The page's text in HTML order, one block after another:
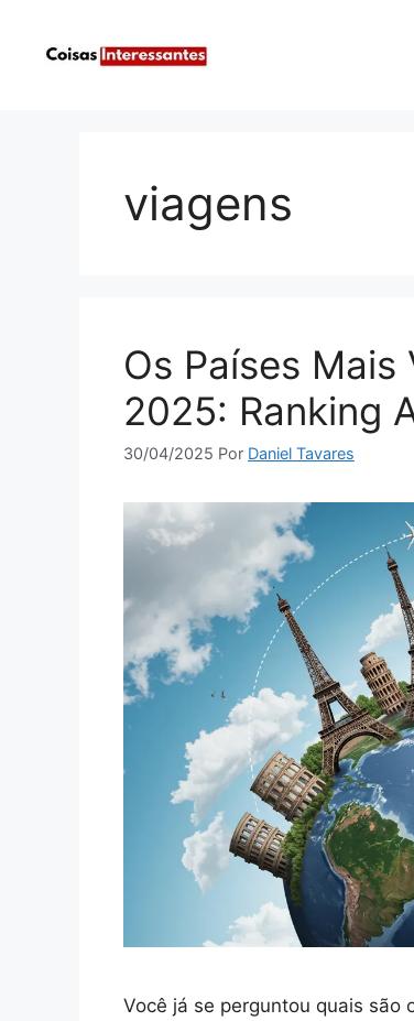
viagens
Os Países
2025: Ranking
30/04/2025 Por Daniel Tavares
Você já se perguntou quais são